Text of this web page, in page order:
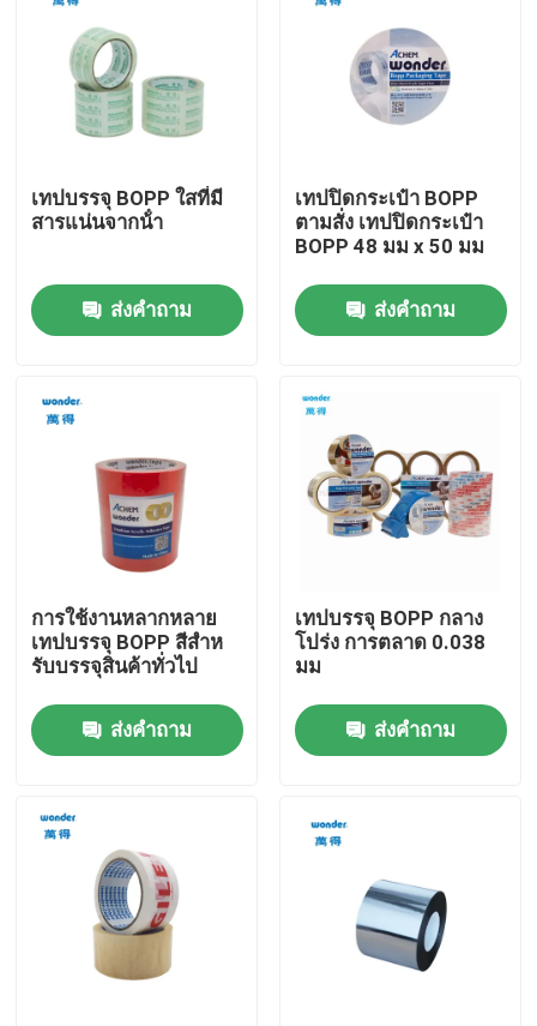
บ้าน
สินค้า
รายการ VR
เกี่ยวกับเรา
ทัวร์โรงงาน
ติดต่อเรา
เทปบรรจุ BOPP ใสที่มี
สารแน่นจากน้ํา
ส่งคำถาม
เทปปิดกระเป๋า BOPP
ตามสั่ง เทปปิดกระเป๋า
BOPP 48 มม x 50 มม
ส่งคำถาม
การใช้งานหลากหลาย
เทปบรรจุ BOPP สีสําห
รับบรรจุสินค้าทั่วไป
ส่งคำถาม
เทปบรรจุ BOPP กลาง
โปร่ง การตลาด 0.038
มม
ส่งคำถาม